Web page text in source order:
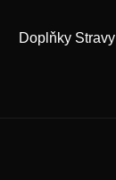
Doplňky Stravy